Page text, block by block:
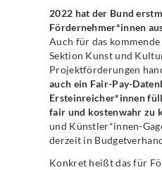
2022 hat der Bund
Fördernehmer*innen
Auch für das
Sektion Kunst und
Projektförderungen
auch ein Fair-Pay-
Ersteinreicher*innen
fair und kostenwahr zu
und Künstler*innen-
derzeit in
Konkret heißt das für